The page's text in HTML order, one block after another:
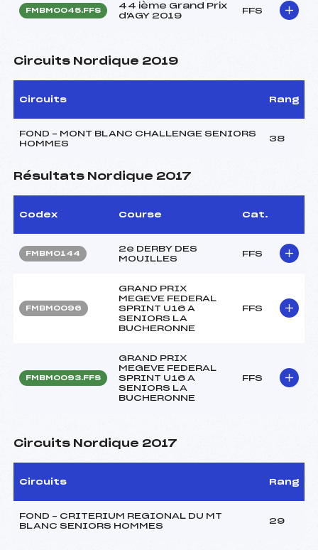
FMBM0045.FFS
44 ième Grand Prix
d'AGY 2019
FFS
Circuits Nordique 2019
Circuits Rang
FOND – MONT BLANC CHALLENGE SENIORS
HOMMES
38
Résultats Nordique 2017
Codex Course Cat.
FMBM0144
2e DERBY DES
MOUILLES
FFS
FMBM0096
GRAND PRIX
MEGEVE FEDERAL
SPRINT U16 A
SENIORS LA
BUCHERONNE
FFS
FMBM0093.FFS
GRAND PRIX
MEGEVE FEDERAL
SPRINT U16 A
SENIORS LA
BUCHERONNE
FFS
Circuits Nordique 2017
Circuits Rang
FOND – CRITERIUM REGIONAL DU MT
BLANC SENIORS HOMMES
29